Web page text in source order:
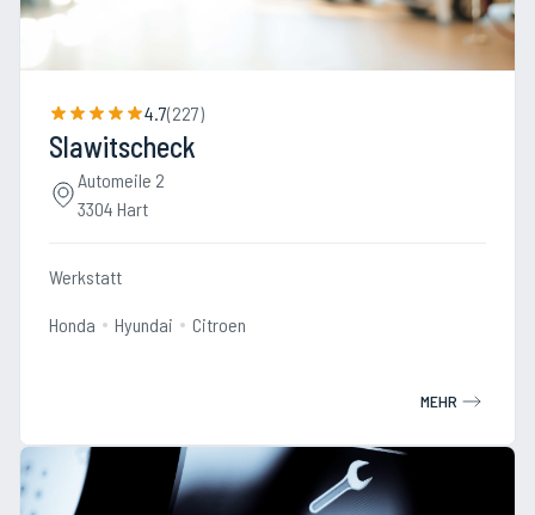
4.7(227)
Slawitscheck
Automeile 2
3304 Hart
Werkstatt
Honda Hyundai Citroen
MEHR